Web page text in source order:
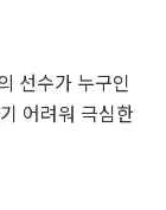
선수가 누구인
어려워 극심한